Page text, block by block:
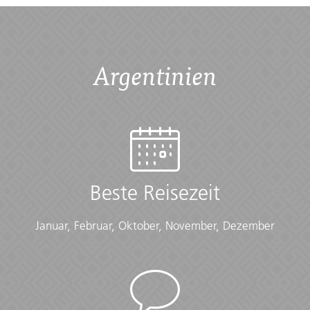
Übersicht
What's Included
Dein G-for-Good-Moment: Jukil Community Lodge
Erlebnis, Santiago de Agencha
Dein Welcome-Moment: Anreise und
Begrüßungstreffen
Freunden
de Uyuni und Umgebung (3-tägig). Inlandsflug. Alle
Transfers zwischen den Reisezielen sowie zu
inbegriffenen Aktivitäten und zurück
Argentinien
Beste Reisezeit
Januar, Februar, Oktober, November, Dezember